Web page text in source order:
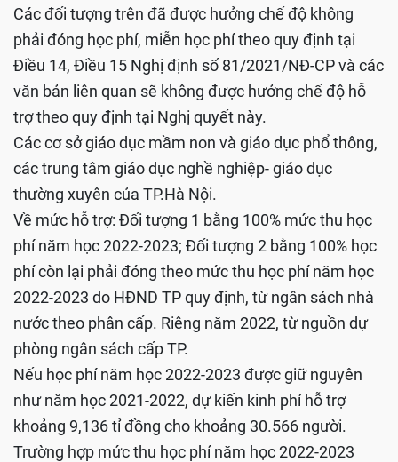
Các đối tượng trên đã được hưởng chế độ không
phải đóng học phí, miễn học phí theo quy định tại
Điều 14, Điều 15 Nghị định số 81/2021/NĐ-CP và các
văn bản liên quan sẽ không được hưởng chế độ hỗ
trợ theo quy định tại Nghị quyết này.
Các cơ sở giáo dục mầm non và giáo dục phổ thông,
các trung tâm giáo dục nghề nghiệp- giáo dục
thường xuyên của TP.Hà Nội.
Về mức hỗ trợ: Đối tượng 1 bằng 100% mức thu học
phí năm học 2022-2023; Đối tượng 2 bằng 100% học
phí còn lại phải đóng theo mức thu học phí năm học
2022-2023 do HĐND TP quy định, từ ngân sách nhà
nước theo phân cấp. Riêng năm 2022, từ nguồn dự
phòng ngân sách cấp TP.
Nếu học phí năm học 2022-2023 được giữ nguyên
như năm học 2021-2022, dự kiến kinh phí hỗ trợ
khoảng 9,136 tỉ đồng cho khoảng 30.566 người.
Trường hợp mức thu học phí năm học 2022-2023